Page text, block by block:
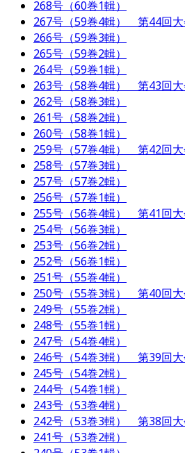
268号（60巻1輯）
267号（59巻4輯） 第44回
266号（59巻3輯）
265号（59巻2輯）
264号（59巻1輯）
263号（58巻4輯） 第43回
262号（58巻3輯）
261号（58巻2輯）
260号（58巻1輯）
259号（57巻4輯） 第42回
258号（57巻3輯）
257号（57巻2輯）
256号（57巻1輯）
255号（56巻4輯） 第41回
254号（56巻3輯）
253号（56巻2輯）
252号（56巻1輯）
251号（55巻4輯）
250号（55巻3輯） 第40回
249号（55巻2輯）
248号（55巻1輯）
247号（54巻4輯）
246号（54巻3輯） 第39回
245号（54巻2輯）
244号（54巻1輯）
243号（53巻4輯）
242号（53巻3輯） 第38回
241号（53巻2輯）